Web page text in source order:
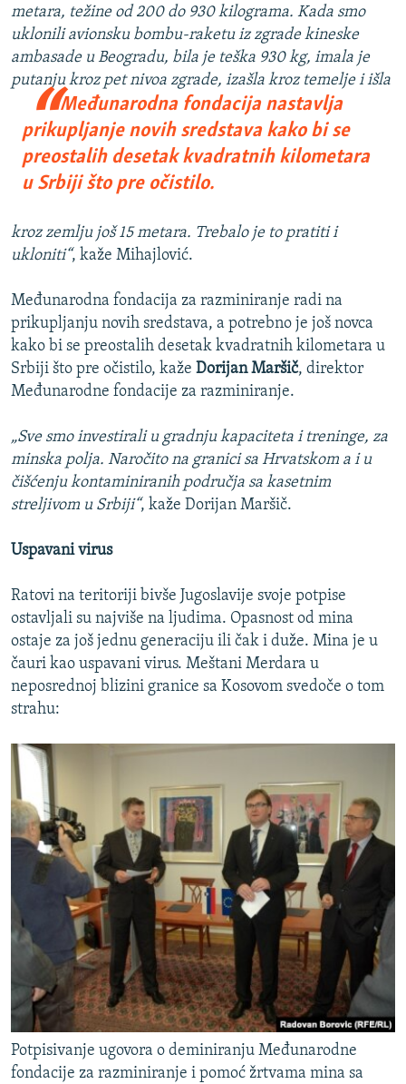
metara, težine od 200 do 930 kilograma. Kada smo
uklonili avionsku bombu-raketu iz zgrade kineske
ambasade u Beogradu, bila je teška 930 kg, imala je
putanju
Međunarodna fondacija nastavlja
prikupljanje novih sredstava kako bi se
preostalih desetak kvadratnih kilometara
u Srbiji što pre očistilo.
kroz pet nivoa zgrade, izašla kroz temelje i išla
kroz zemlju još 15 metara. Trebalo je to pratiti i
ukloniti“, kaže Mihajlović.
Međunarodna fondacija za razminiranje radi na
prikupljanju novih sredstava, a potrebno je još novca
kako bi se preostalih desetak kvadratnih kilometara u
Srbiji što pre očistilo, kaže Dorijan Maršič, direktor
Međunarodne fondacije za razminiranje.
„Sve smo investirali u gradnju kapaciteta i treninge, za
minska polja. Naročito na granici sa Hrvatskom a i u
čišćenju kontaminiranih područja sa kasetnim
streljivom u Srbiji“, kaže Dorijan Maršič.
Uspavani virus
Ratovi na teritoriji bivše Jugoslavije svoje potpise
ostavljali su najviše na ljudima. Opasnost od mina
ostaje za još jednu generaciju ili čak i duže. Mina je u
čauri kao uspavani virus. Meštani Merdara u
neposrednoj blizini granice sa Kosovom svedoče o tom
strahu:
Potpisivanje ugovora o deminiranju Međunarodne
fondacije za razminiranje i pomoć žrtvama mina sa